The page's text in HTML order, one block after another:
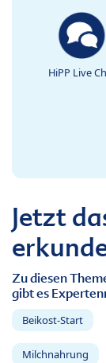
HiPP Live
Jetzt
Zu diesen
gibt es
Beikost-Start
Milchnahrung